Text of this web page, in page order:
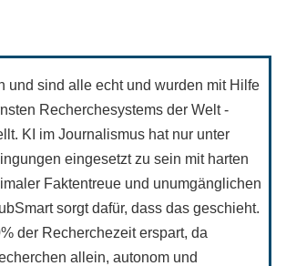
und sind alle echt und wurden mit Hilfe
Recherchesystems der Welt -
KI im Journalismus hat nur unter
eingesetzt zu sein mit harten
Faktentreue und unumgänglichen
sorgt dafür, dass das geschieht.
der Recherchezeit erspart, da
allein, autonom und